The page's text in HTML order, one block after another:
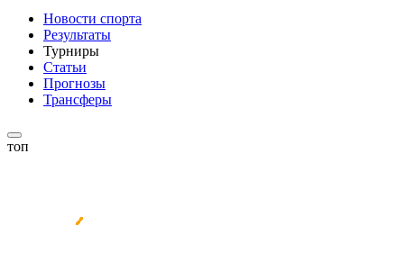
Новости спорта
Результаты
Турниры
Статьи
Прогнозы
Трансферы
топ